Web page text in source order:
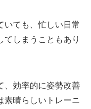
いても、忙しい日常
しまうこともあり
、効率的に姿勢改善
素晴らしいトレーニ